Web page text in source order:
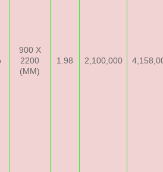
900 X
2200
(MM)
1.98 2,100,000